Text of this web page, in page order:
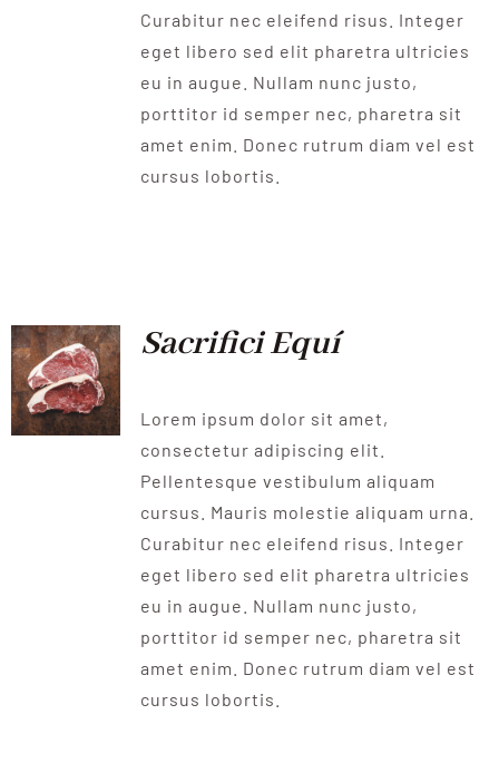
Curabitur nec eleifend risus. Integer
eget libero sed elit pharetra ultricies
eu in augue. Nullam nunc justo,
porttitor id semper nec, pharetra sit
amet enim. Donec rutrum diam vel est
cursus lobortis.
Sacrifici Equí
Lorem ipsum dolor sit amet,
consectetur adipiscing elit.
Pellentesque vestibulum aliquam
cursus. Mauris molestie aliquam urna.
Curabitur nec eleifend risus. Integer
eget libero sed elit pharetra ultricies
eu in augue. Nullam nunc justo,
porttitor id semper nec, pharetra sit
amet enim. Donec rutrum diam vel est
cursus lobortis.